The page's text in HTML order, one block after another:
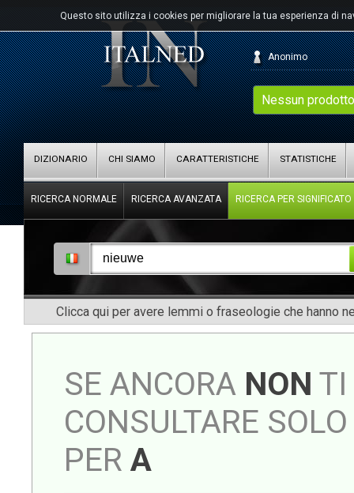
Questo sito utilizza i cookies per migliorare la tua esperienza di
Nessun
Anonimo
DIZIONARIO CHI SIAMO CARATTERISTICHE STATISTICHE
RICERCA NORMALE RICERCA AVANZATA RICERCA PER SIGNIFICATO
Clicca qui per avere lemmi o fraseologie che hanno
SE ANCORA NON TI
CONSULTARE
PER A